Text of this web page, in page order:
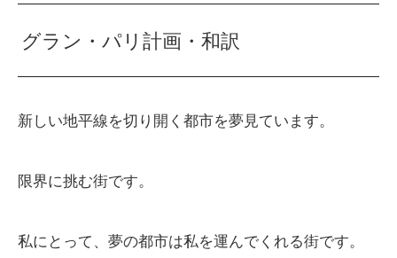
グラン・パリ計画・和訳
新しい地平線を切り開く都市を夢見ています。
限界に挑む街です。
私にとって、夢の都市は私を運んでくれる街です。